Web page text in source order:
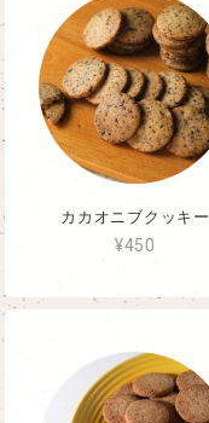
カカオニブクッキー
¥450